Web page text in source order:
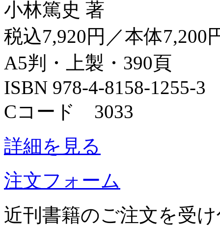
小林篤史 著
税込7,920円／本体7,200
A5判・上製・390頁
ISBN 978-4-8158-1255-3
Cコード 3033
詳細を見る
注文フォーム
近刊書籍のご注文を受